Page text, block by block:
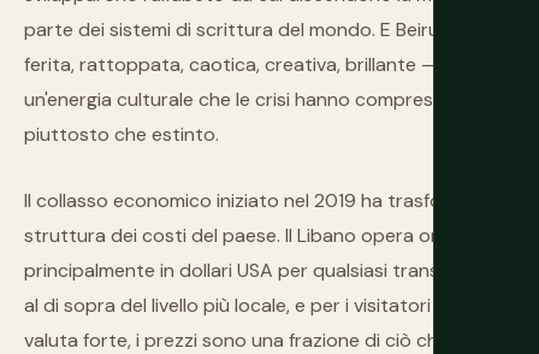
parte dei sistemi di scrittura del mondo. E Beirut —
ferita, rattoppata, caotica, creativa, brillante — ha
un'energia culturale che le crisi hanno compresso
piuttosto che estinto.
Il collasso economico iniziato nel 2019 ha trasformato la
struttura dei costi del paese. Il Libano opera ora
principalmente in dollari USA per qualsiasi transazione
al di sopra del livello più locale, e per i visitatori con
valuta forte, i prezzi sono una frazione di ciò che erano